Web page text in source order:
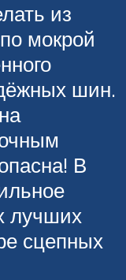
из
мокрой
шин.
В
лучших
сцепных